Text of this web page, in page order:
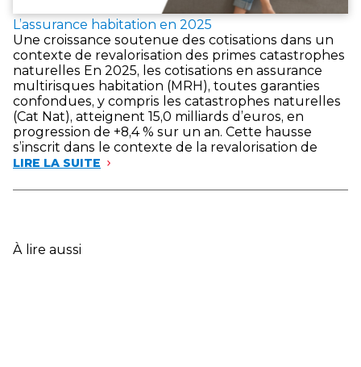
L’assurance habitation en 2025
Une croissance soutenue des cotisations dans un
contexte de revalorisation des primes catastrophes
naturelles En 2025, les cotisations en assurance
multirisques habitation (MRH), toutes garanties
confondues, y compris les catastrophes naturelles
(Cat Nat), atteignent 15,0 milliards d’euros, en
progression de +8,4 % sur un an. Cette hausse
s’inscrit dans le contexte de la revalorisation de
LIRE LA SUITE
À lire aussi